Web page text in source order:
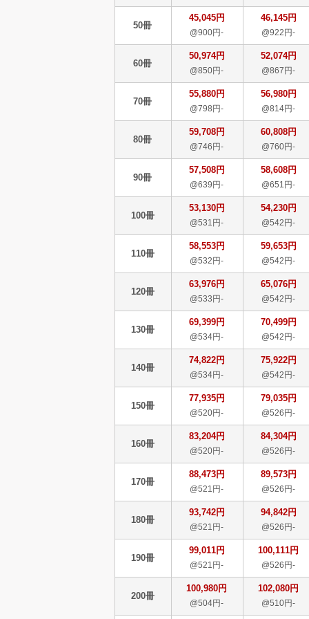
50冊
45,045円
@900円-
46,145円
@922円-
60冊
50,974円
@850円-
52,074円
@867円-
70冊
55,880円
@798円-
56,980円
@814円-
80冊
59,708円
@746円-
60,808円
@760円-
90冊
57,508円
@639円-
58,608円
@651円-
100冊
53,130円
@531円-
54,230円
@542円-
110冊
58,553円
@532円-
59,653円
@542円-
120冊
63,976円
@533円-
65,076円
@542円-
130冊
69,399円
@534円-
70,499円
@542円-
140冊
74,822円
@534円-
75,922円
@542円-
150冊
77,935円
@520円-
79,035円
@526円-
160冊
83,204円
@520円-
84,304円
@526円-
170冊
88,473円
@521円-
89,573円
@526円-
180冊
93,742円
@521円-
94,842円
@526円-
190冊
99,011円
@521円-
100,111円
@526円-
200冊
100,980円
@504円-
102,080円
@510円-